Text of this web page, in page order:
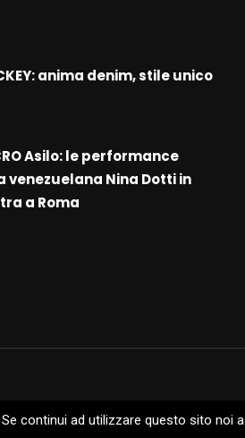
anima denim, stile unico
Asilo: le performance
venezuelana Nina Dotti in
a Roma
continui ad utilizzare questo sito noi